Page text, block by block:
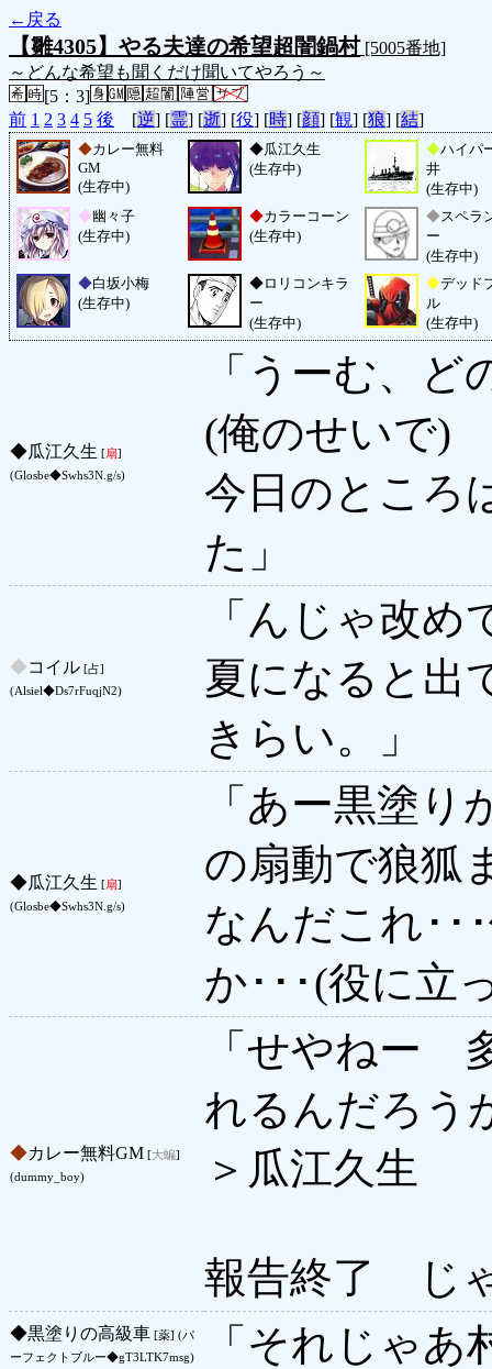
←戻る
【雛4305】やる夫達の希望超闇鍋村[5005番地]
～どんな希望も聞くだけ聞いてやろう～
[5：3]
前 1 2 3 4 5 後 [逆] [霊] [逝] [役] [時] [顔] [観] [狼] [結]
◆カレー無料
GM
(生存中)
◆瓜江久生
(生存中)
◆ハイパ
井
(生存中)
◆幽々子
(生存中)
◆カラーコーン
(生存中)
◆スペラ
ー
(生存中)
◆白坂小梅
(生存中)
◆ロリコンキラ
ー
(生存中)
◆デッド
ル
(生存中)
◆瓜江久生 [扇]
(Glosbe◆Swhs3N.g/s)
「うーむ、
(俺のせいで)
今日のところ
た」
◆コイル [占]
(Alsiel◆Ds7rFuqjN2)
「んじゃ改
夏になると出
きらい。」
◆瓜江久生 [扇]
(Glosbe◆Swhs3N.g/s)
「あー黒塗
の扇動で狼狐
なんだこれ･･
か･･･(役に立
◆カレー無料GM [大蝙]
(dummy_boy)
「せやねー
れるんだろ
＞瓜江久生
報告終了 じ
◆黒塗りの高級車 [薬] (パ
ーフェクトブルー◆gT3LTK7msg)
「それじゃ